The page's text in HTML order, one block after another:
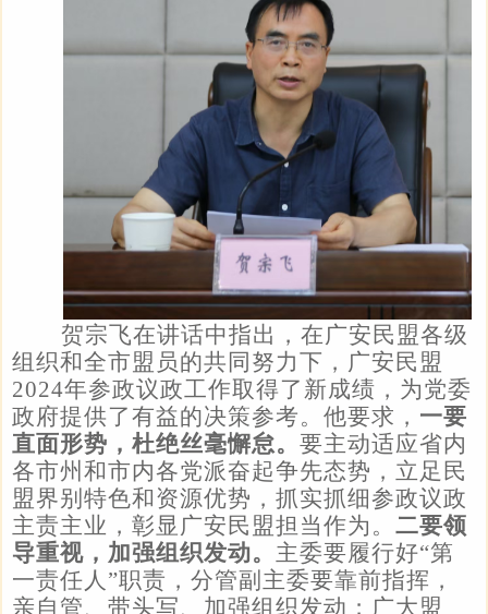
贺宗飞在讲话中指出，在广安民盟各级
组织和全市盟员的共同努力下，广安民盟
2024年参政议政工作取得了新成绩，为党委
政府提供了有益的决策参考。他要求， 一要
直面形势，杜绝丝毫懈怠。 要主动适应省内
各市州和市内各党派奋起争先态势，立足民
盟界别特色和资源优势，抓实抓细参政议政
主责主业，彰显广安民盟担当作为。 二要领
导重视，加强组织发动。 主委要履行好“第
一责任人”职责，分管副主委要靠前指挥，
亲自管、带头写、加强组织发动；广大盟